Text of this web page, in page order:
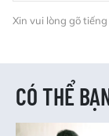
Xin vui lòng gõ
CÓ THỂ